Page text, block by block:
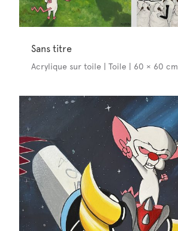
Sans titre
Acrylique sur toile | Toile | 60 × 60 cm